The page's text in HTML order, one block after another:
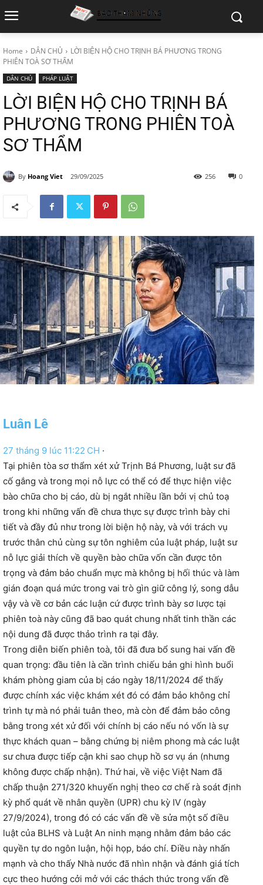
Home DÂN CHỦ
LỜI BIỆN HỘ CHO TRỊNH BÁ PHƯƠNG TRONG
PHIÊN TOÀ SƠ THẨM
DÂN CHỦ PHÁP LUẬT
LỜI BIỆN HỘ CHO TRỊNH BÁ
PHƯƠNG TRONG PHIÊN TOÀ
SƠ THẨM
By Hoang Viet 29/09/2025 0
256
Luân Lê
27 tháng 9 lúc 11:22 CH ·
Tại phiên tòa sơ thẩm xét xử Trịnh Bá Phương, luật sư đã
cố gắng và trong mọi nỗ lực có thể có để thực hiện việc
bào chữa cho bị cáo, dù bị ngắt nhiều lần bởi vị chủ toạ
trong khi những vấn đề chưa thực sự được trình bày chi
tiết và đầy đủ như trong lời biện hộ này, và với trách vụ
trước thân chủ cùng sự tôn nghiêm của luật pháp, luật sư
nỗ lực giải thích về quyền bào chữa vốn cần được tôn
trọng và đảm bảo chuẩn mực mà không bị hối thúc và làm
gián đoạn quá mức trong vai trò gìn giữ công lý, song dẫu
vậy và về cơ bản các luận cứ được trình bày sơ lược tại
phiên toà này cũng đã bao quát chung nhất tinh thần các
nội dung đã được thảo trình ra tại đây.
Trong diễn biến phiên toà, tôi đã đưa bổ sung hai vấn đề
quan trọng: đầu tiên là cần trình chiếu bản ghi hình buổi
khám phòng giam của bị cáo ngày 18/11/2024 để thấy
được chính xác việc khám xét đó có đảm bảo không chỉ
trình tự mà nó phải tuân theo, mà còn để đảm bảo công
bằng trong xét xử đối với chính bị cáo nếu nó vốn là sự
thực khách quan – bằng chứng bị niêm phong mà các luật
sư chưa được tiếp cận khi sao chụp hồ sơ vụ án (nhưng
không được chấp nhận). Thứ hai, về việc Việt Nam đã
chấp thuận 271/320 khuyến nghị theo cơ chế rà soát định
kỳ phổ quát về nhân quyền (UPR) chu kỳ IV (ngày
27/9/2024), trong đó có các vấn đề về sửa một số điều
luật của BLHS và Luật An ninh mạng nhằm đảm bảo các
quyền tự do ngôn luận, hội họp, báo chí. Điều này nhấn
mạnh và cho thấy Nhà nước đã nhìn nhận và đánh giá tích
cực theo hướng cởi mở với các thách thức trong vấn đề